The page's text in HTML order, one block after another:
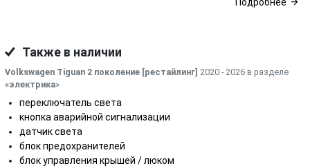
Подробнее
Также в наличии
Volkswagen Tiguan 2 поколение [рестайлинг] 2020 - 2026 в разделе
«электрика»
переключатель света
кнопка аварийной сигнализации
датчик света
блок предохранителей
блок управления крышей / люком